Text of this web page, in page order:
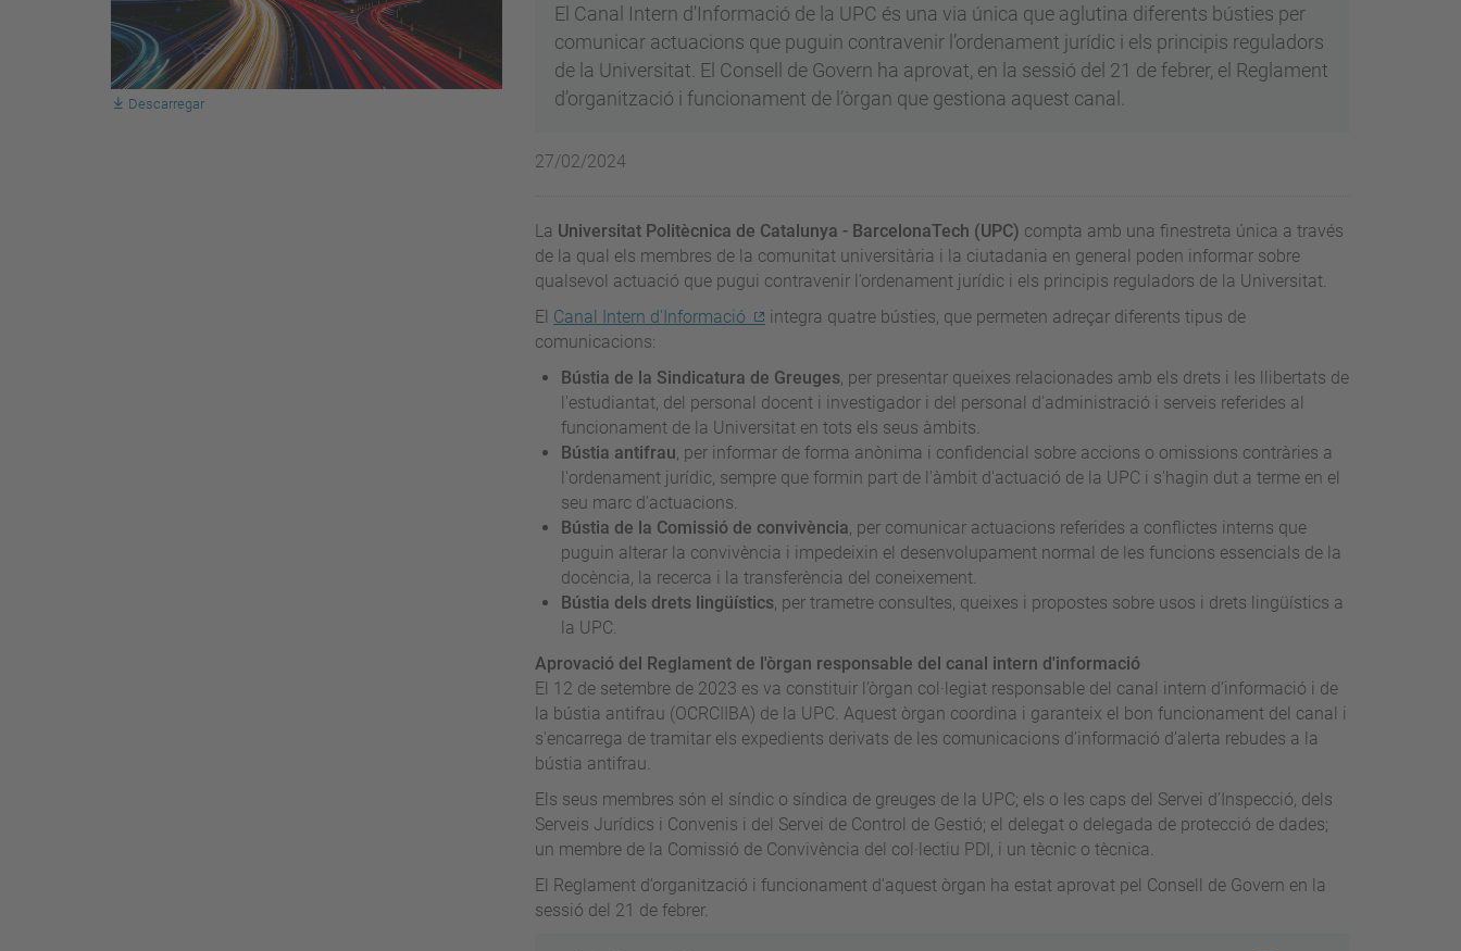
Descarregar
El Canal Intern d'Informació de la UPC és una via única que aglutina diferents bústies per
comunicar actuacions que puguin contravenir l’ordenament jurídic i els principis reguladors
de la Universitat. El Consell de Govern ha aprovat, en la sessió del 21 de febrer, el Reglament
d’organització i funcionament de l’òrgan que gestiona aquest canal.
27/02/2024
La Universitat Politècnica de Catalunya - BarcelonaTech (UPC) compta amb una finestreta única a través
de la qual els membres de la comunitat universitària i la ciutadania en general poden informar sobre
qualsevol actuació que pugui contravenir l’ordenament jurídic i els principis reguladors de la Universitat.
El Canal Intern d'Informació
integra quatre bústies, que permeten adreçar diferents tipus de
comunicacions:
Bústia de la Sindicatura de Greuges, per presentar queixes relacionades amb els drets i les llibertats de
l'estudiantat, del personal docent i investigador i del personal d'administració i serveis referides al
funcionament de la Universitat en tots els seus àmbits.
Bústia antifrau, per informar de forma anònima i confidencial sobre accions o omissions contràries a
l'ordenament jurídic, sempre que formin part de l'àmbit d'actuació de la UPC i s'hagin dut a terme en el
seu marc d'actuacions.
Bústia de la Comissió de convivència, per comunicar actuacions referides a conflictes interns que
puguin alterar la convivència i impedeixin el desenvolupament normal de les funcions essencials de la
docència, la recerca i la transferència del coneixement.
Bústia dels drets lingüístics, per trametre consultes, queixes i propostes sobre usos i drets lingüístics a
la UPC.
Aprovació del Reglament de l'òrgan responsable del canal intern d'informació
El 12 de setembre de 2023 es va constituir l’òrgan col·legiat responsable del canal intern d’informació i de
la bústia antifrau (OCRCIIBA) de la UPC. Aquest òrgan coordina i garanteix el bon funcionament del canal i
s'encarrega de tramitar els expedients derivats de les comunicacions d’informació d’alerta rebudes a la
bústia antifrau.
Els seus membres són el síndic o síndica de greuges de la UPC; els o les caps del Servei d’Inspecció, dels
Serveis Jurídics i Convenis i del Servei de Control de Gestió; el delegat o delegada de protecció de dades;
un membre de la Comissió de Convivència del col·lectiu PDI, i un tècnic o tècnica.
El Reglament d’organització i funcionament d'aquest òrgan ha estat aprovat pel Consell de Govern en la
sessió del 21 de febrer.